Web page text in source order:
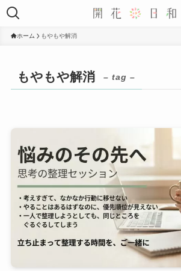
ホーム もやもや解消
もやもや解消 – tag –